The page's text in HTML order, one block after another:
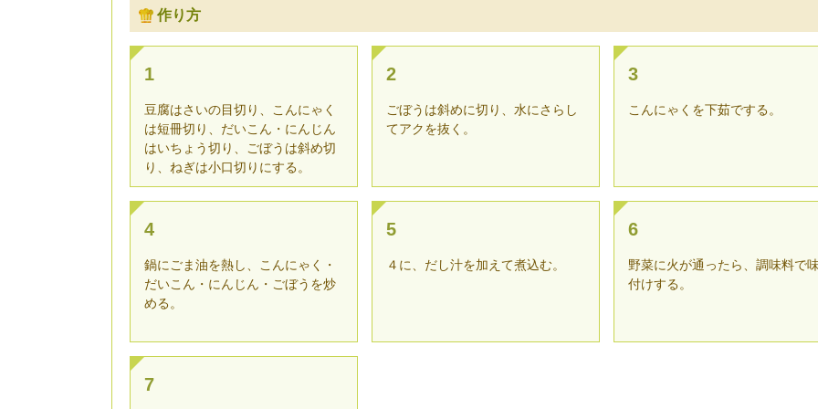
作り方
1
豆腐はさいの目切り、こんにゃく
は短冊切り、だいこん・にんじん
はいちょう切り、ごぼうは斜め切
り、ねぎは小口切りにする。
2
ごぼうは斜めに切り、水にさらし
てアクを抜く。
3
こんにゃくを下茹でする。
4
鍋にごま油を熱し、こんにゃく・
だいこん・にんじん・ごぼうを炒
める。
5
４に、だし汁を加えて煮込む。
6
野菜に火が通ったら、調味料で
付けする。
7